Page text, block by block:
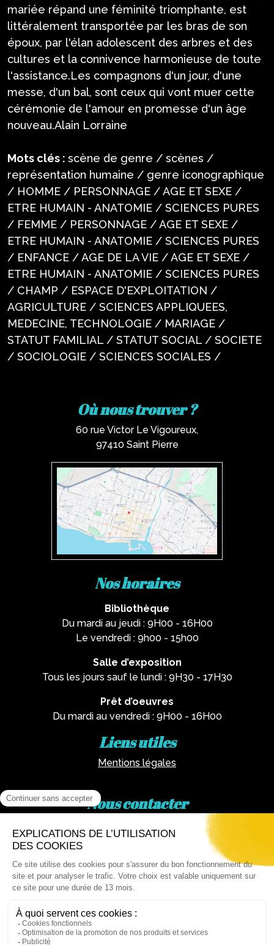
mariée répand une féminité triomphante, est
littéralement transportée par les bras de son
époux, par l'élan adolescent des arbres et des
cultures et la connivence harmonieuse de toute
l'assistance.Les compagnons d'un jour, d'une
messe, d'un bal, sont ceux qui vont muer cette
cérémonie de l'amour en promesse d'un âge
nouveau.Alain Lorraine
Mots clés : scène de genre / scènes /
représentation humaine / genre iconographique
/ HOMME / PERSONNAGE / AGE ET SEXE /
ETRE HUMAIN - ANATOMIE / SCIENCES PURES
/ FEMME / PERSONNAGE / AGE ET SEXE /
ETRE HUMAIN - ANATOMIE / SCIENCES PURES
/ ENFANCE / AGE DE LA VIE / AGE ET SEXE /
ETRE HUMAIN - ANATOMIE / SCIENCES PURES
/ CHAMP / ESPACE D'EXPLOITATION /
AGRICULTURE / SCIENCES APPLIQUEES,
MEDECINE, TECHNOLOGIE / MARIAGE /
STATUT FAMILIAL / STATUT SOCIAL / SOCIETE
/ SOCIOLOGIE / SCIENCES SOCIALES /
Où nous trouver ?
60 rue Victor Le Vigoureux,
97410 Saint Pierre
Nos horaires
Bibliothèque
Du mardi au jeudi : 9H00 - 16H00
Le vendredi : 9h00 - 15h00
Salle d’exposition
Tous les jours sauf le lundi : 9H30 - 17H30
Prêt d’oeuvres
Du mardi au vendredi : 9H00 - 16H00
Liens utiles
Mentions légales
Nous contacter
02 62 81 77 60
Via email : artotheque@cg974.fr